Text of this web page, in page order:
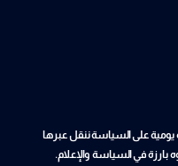
على السياسة ننقل عبرها
بارزة في السياسة والإعلام.